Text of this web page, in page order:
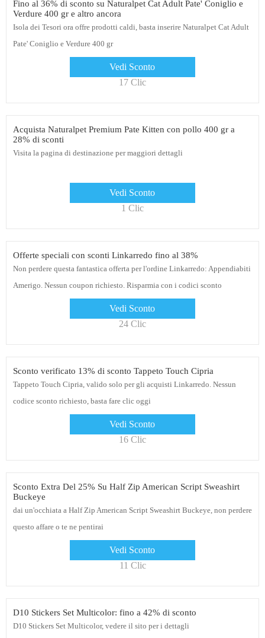
Fino al 36% di sconto su Naturalpet Cat Adult Pate' Coniglio e
Verdure 400 gr e altro ancora
Isola dei Tesori ora offre prodotti caldi, basta inserire Naturalpet Cat Adult
Pate' Coniglio e Verdure 400 gr
Vedi Sconto
17 Clic
Acquista Naturalpet Premium Pate Kitten con pollo 400 gr a
28% di sconti
Visita la pagina di destinazione per maggiori dettagli
Vedi Sconto
1 Clic
Offerte speciali con sconti Linkarredo fino al 38%
Non perdere questa fantastica offerta per l'ordine Linkarredo: Appendiabiti
Amerigo. Nessun coupon richiesto. Risparmia con i codici sconto
Vedi Sconto
24 Clic
Sconto verificato 13% di sconto Tappeto Touch Cipria
Tappeto Touch Cipria, valido solo per gli acquisti Linkarredo. Nessun
codice sconto richiesto, basta fare clic oggi
Vedi Sconto
16 Clic
Sconto Extra Del 25% Su Half Zip American Script Sweashirt
Buckeye
dai un'occhiata a Half Zip American Script Sweashirt Buckeye, non perdere
questo affare o te ne pentirai
Vedi Sconto
11 Clic
D10 Stickers Set Multicolor: fino a 42% di sconto
D10 Stickers Set Multicolor, vedere il sito per i dettagli